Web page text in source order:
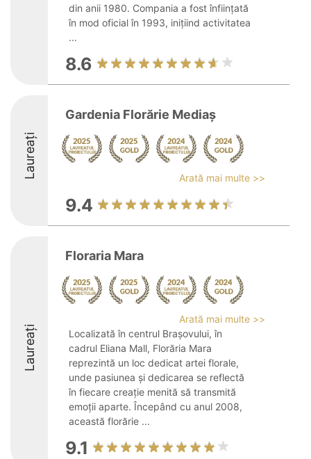
din anii 1980. Compania a fost înființată
în mod oficial în 1993, inițiind activitatea
...
8.6
Laureați
Gardenia Florărie Mediaș
Arată mai multe >>
9.4
Laureați
Floraria Mara
Arată mai multe >>
Localizată în centrul Brașovului, în
cadrul Eliana Mall, Florăria Mara
reprezintă un loc dedicat artei florale,
unde pasiunea şi dedicarea se reflectă
în fiecare creaţie menită să transmită
emoții aparte. Începând cu anul 2008,
această florărie ...
9.1